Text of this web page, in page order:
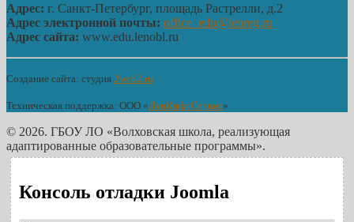
Адрес: г. Санкт-Петербург, площадь Растрелли, д.2
Адрес электронной почты: office_edu@lenreg.ru
Адрес сайта: www.edu.lenobl.ru
Создание сайта: студия 2web2.ru
Техническая поддержка: ООО «ЛенИнфоСервис»
© 2026. ГБОУ ЛО «Волховская школа, реализующая
адаптированные образовательные программы».
Консоль отладки Joomla